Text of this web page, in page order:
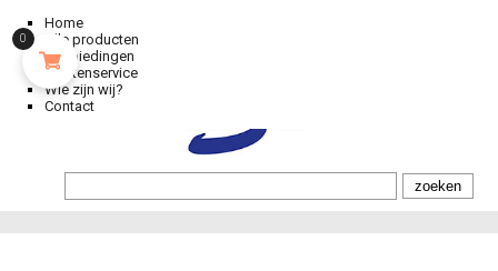
Home
Alle producten
Aanbiedingen
Klantenservice
Wie zijn wij?
Contact
0